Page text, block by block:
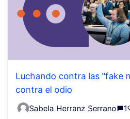
Luchando contra las "fake
contra el odio
Sabela Herranz Serrano 1